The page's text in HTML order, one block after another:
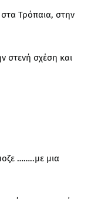
Τρόπαια, στην
στενή σχέση και
……..με μια